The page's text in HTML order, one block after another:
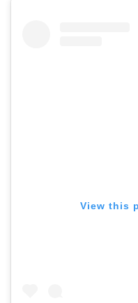
View this